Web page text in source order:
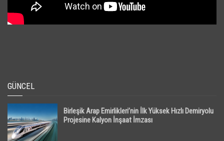
GÜNCEL
Birleşik Arap Emirlikleri’nin İlk Yüksek Hızlı Demiryolu
Projesine Kalyon İnşaat İmzası